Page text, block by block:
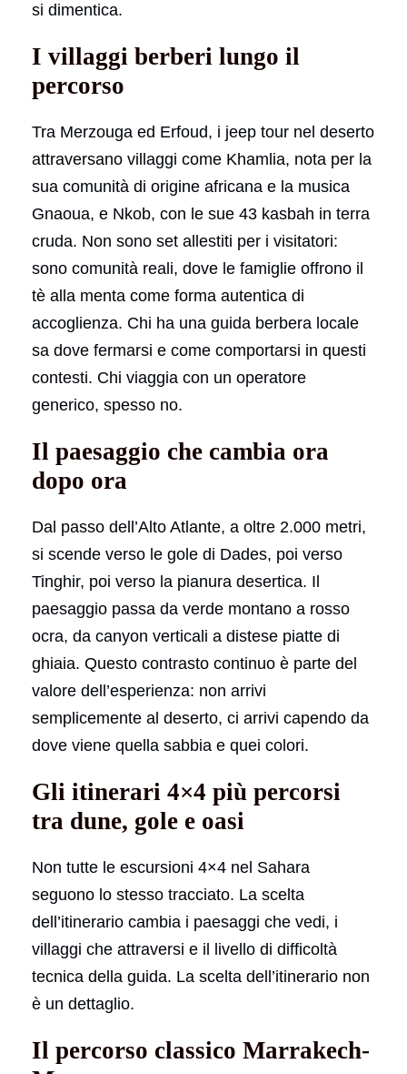
si dimentica.
I villaggi berberi lungo il
percorso
Tra Merzouga ed Erfoud, i jeep tour nel deserto
attraversano villaggi come Khamlia, nota per la
sua comunità di origine africana e la musica
Gnaoua, e Nkob, con le sue 43 kasbah in terra
cruda. Non sono set allestiti per i visitatori:
sono comunità reali, dove le famiglie offrono il
tè alla menta come forma autentica di
accoglienza. Chi ha una guida berbera locale
sa dove fermarsi e come comportarsi in questi
contesti. Chi viaggia con un operatore
generico, spesso no.
Il paesaggio che cambia ora
dopo ora
Dal passo dell’Alto Atlante, a oltre 2.000 metri,
si scende verso le gole di Dades, poi verso
Tinghir, poi verso la pianura desertica. Il
paesaggio passa da verde montano a rosso
ocra, da canyon verticali a distese piatte di
ghiaia. Questo contrasto continuo è parte del
valore dell’esperienza: non arrivi
semplicemente al deserto, ci arrivi capendo da
dove viene quella sabbia e quei colori.
Gli itinerari 4×4 più percorsi
tra dune, gole e oasi
Non tutte le escursioni 4×4 nel Sahara
seguono lo stesso tracciato. La scelta
dell’itinerario cambia i paesaggi che vedi, i
villaggi che attraversi e il livello di difficoltà
tecnica della guida. La scelta dell’itinerario non
è un dettaglio.
Il percorso classico Marrakech-